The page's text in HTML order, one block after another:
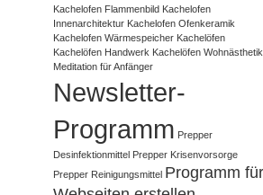
Kachelofen Flammenbild Kachelofen
Innenarchitektur Kachelofen Ofenkeramik
Kachelofen Wärmespeicher Kachelöfen
Kachelöfen Handwerk Kachelöfen Wohnästhetik
Meditation für Anfänger
Newsletter-
Programm Prepper
Desinfektionmittel Prepper Krisenvorsorge
Prepper Reinigungsmittel Programm für